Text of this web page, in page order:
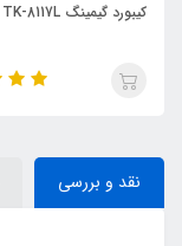
کیبورد گیمینگ TSCO TK-8117L
نقد و بررسی